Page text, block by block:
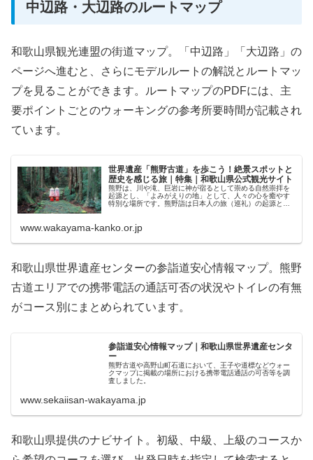
中辺路・大辺路のルートマップ
和歌山県観光連盟の街道マップ。「中辺路」「大辺路」の
ページへ進むと、さらにモデルルートの解説とルートマッ
プを見ることができます。ルートマップのPDFには、主
要ポイントごとのウォーキングの参考所要時間が記載され
ています。
世界遺産「熊野古道」を歩こう！絶景スポットと
歴史を感じる旅｜特集｜和歌山県公式観光サイト
熊野は、川や滝、巨岩に神が宿るとして崇める自然崇拝を
起源とし、「よみがえりの地」として、人々の心を癒やす
特別な場所です。熊野詣は日本人の旅（巡礼）の起源とも
www.wakayama-kanko.or.jp
和歌山県世界遺産センターの参詣道安心情報マップ。熊野
古道エリアでの携帯電話の通話可否の状況やトイレの有無
がコース別にまとめられています。
参詣道安心情報マップ｜和歌山県世界遺産センタ
ー
熊野古道や高野山町石道において、王子や道標などウォー
クマップに掲載の場所における携帯電話通話の可否等を調
査しました。
www.sekaiisan-wakayama.jp
和歌山県提供のナビサイト。初級、中級、上級のコースか